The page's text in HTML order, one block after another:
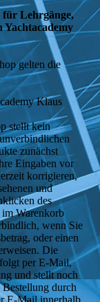
für Lehrgänge,
Yachtacademy
gelten die
Klaus
stellt kein
zunächst
Eingaben vor
korrigieren,
und
des
im Warenkorb
wenn Sie
oder einen
Die
per E-Mail,
und stellt noch
durch
E-Mail innerhalb